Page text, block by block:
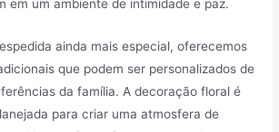
em um ambiente de intimidade e paz.
ainda mais especial, oferecemos
que podem ser personalizados de
da família. A decoração floral é
para criar uma atmosfera de